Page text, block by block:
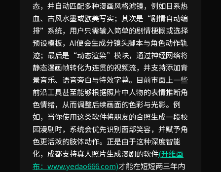
态，并自动匹配多种漫画风格滤镜，例如日系热
血、古风水墨或欧美写实；其次是“剧情自动编
排”系统，用户只需输入简单的剧情梗概或选择
预设模板，AI便会生成分镜头脚本与角色动作轨
迹；最后是“动态渲染”模块，通过神经网络将
静态漫画帧转化为连贯的视频流，并支持添加背
景音乐、语音旁白与特效字幕。目前市面上一些
前沿工具甚至能够根据照片中人物的表情推断角
色情绪，从而调整后续画面的色彩与光影。例
如，当你使用这类软件将朋友的合照生成一段校
园漫剧时，系统会优先识别面部笑容，并赋予角
色更活泼的肢体动作。正是由于这种深度智能
化，成都支持真人照片生成漫剧的软件(升维画
布：www.yedao666.com)才能在短短两三年内